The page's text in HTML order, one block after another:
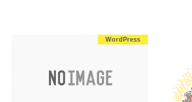
WordPress